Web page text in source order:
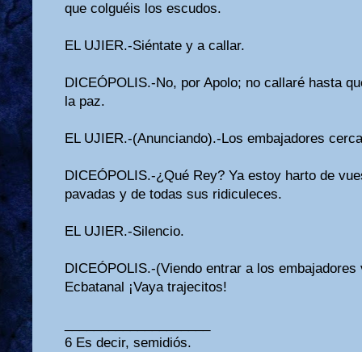
que colguéis los escudos.
EL UJIER.-Siéntate y a callar.
DICEÓPOLIS.-No, por Apolo; no callaré hasta
la paz.
EL UJIER.-(Anunciando).-Los embajadores
DICEÓPOLIS.-¿Qué Rey? Ya estoy harto de
pavadas y de todas sus ridiculeces.
EL UJIER.-Silencio.
DICEÓPOLIS.-(Viendo entrar a los
Ecbatanal ¡Vaya trajecitos!
6 Es decir, semidiós.